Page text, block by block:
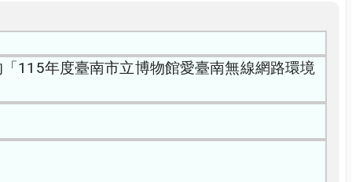
115年度臺南市立博物館愛臺南無線網路環境